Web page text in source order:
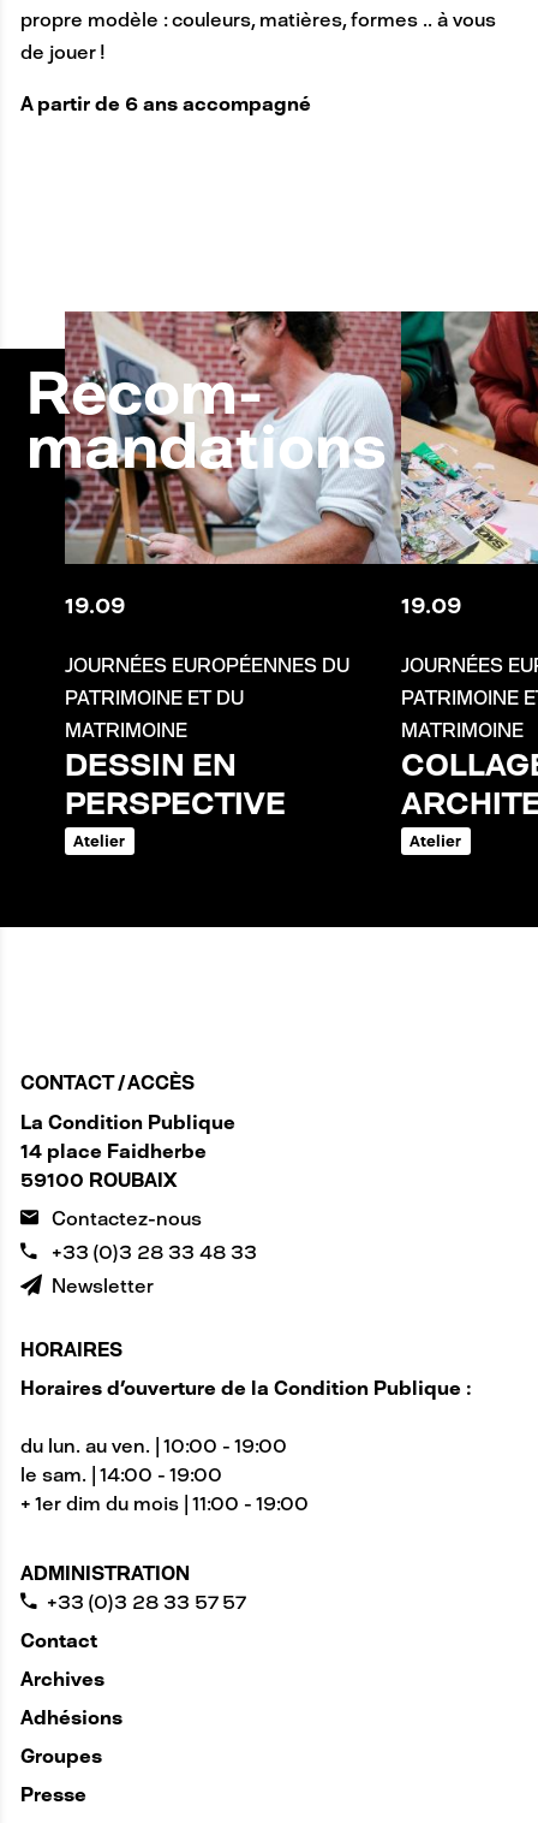
propre modèle : couleurs, matières, formes .. à vous
de jouer !
A partir de 6 ans accompagné
Recom-
mandations
19.09
JOURNÉES EUROPÉENNES DU
PATRIMOINE ET DU
MATRIMOINE
DESSIN EN
PERSPECTIVE
Atelier
19.09
JOURNÉES
PATRIMOINE
MATRIMOINE
Atelier
CONTACT / ACCÈS
La Condition Publique
14 place Faidherbe
59100 ROUBAIX
Contactez-nous
+33 (0)3 28 33 48 33
Newsletter
HORAIRES
Horaires d'ouverture de la Condition Publique :
du lun. au ven. | 10:00 - 19:00
le sam. | 14:00 - 19:00
+ 1er dim du mois | 11:00 - 19:00
ADMINISTRATION
+33 (0)3 28 33 57 57
Contact
Archives
Adhésions
Groupes
Presse